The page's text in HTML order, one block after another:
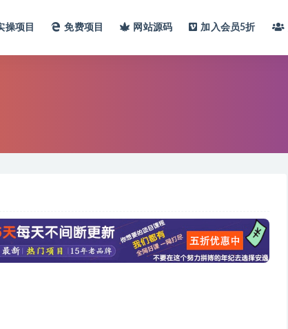
操项目 免费项目 网站源码 加入会员5折